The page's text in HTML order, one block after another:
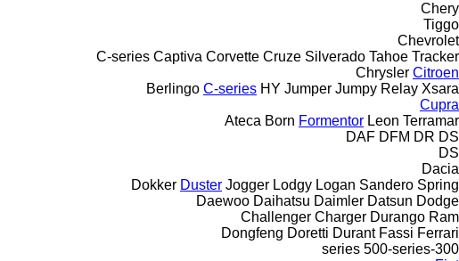
Chery
Tiggo
Chevrolet
C-series Captiva Corvette Cruze Silverado Tahoe Tracker
Chrysler Citroen
Berlingo C-series HY Jumper Jumpy Relay Xsara
Cupra
Ateca Born Formentor Leon Terramar
DAF DFM DR DS
DS
Dacia
Dokker Duster Jogger Lodgy Logan Sandero Spring
Daewoo Daihatsu Daimler Datsun Dodge
Challenger Charger Durango Ram
Dongfeng Doretti Durant Fassi Ferrari
300-series
500-series